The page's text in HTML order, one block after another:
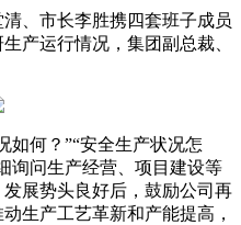
、市长李胜携四套班子成员
产运行情况，集团副总裁、
如何？”“安全生产状况怎
询问生产经营、项目建设等
展势头良好后，鼓励公司再
生产工艺革新和产能提高，